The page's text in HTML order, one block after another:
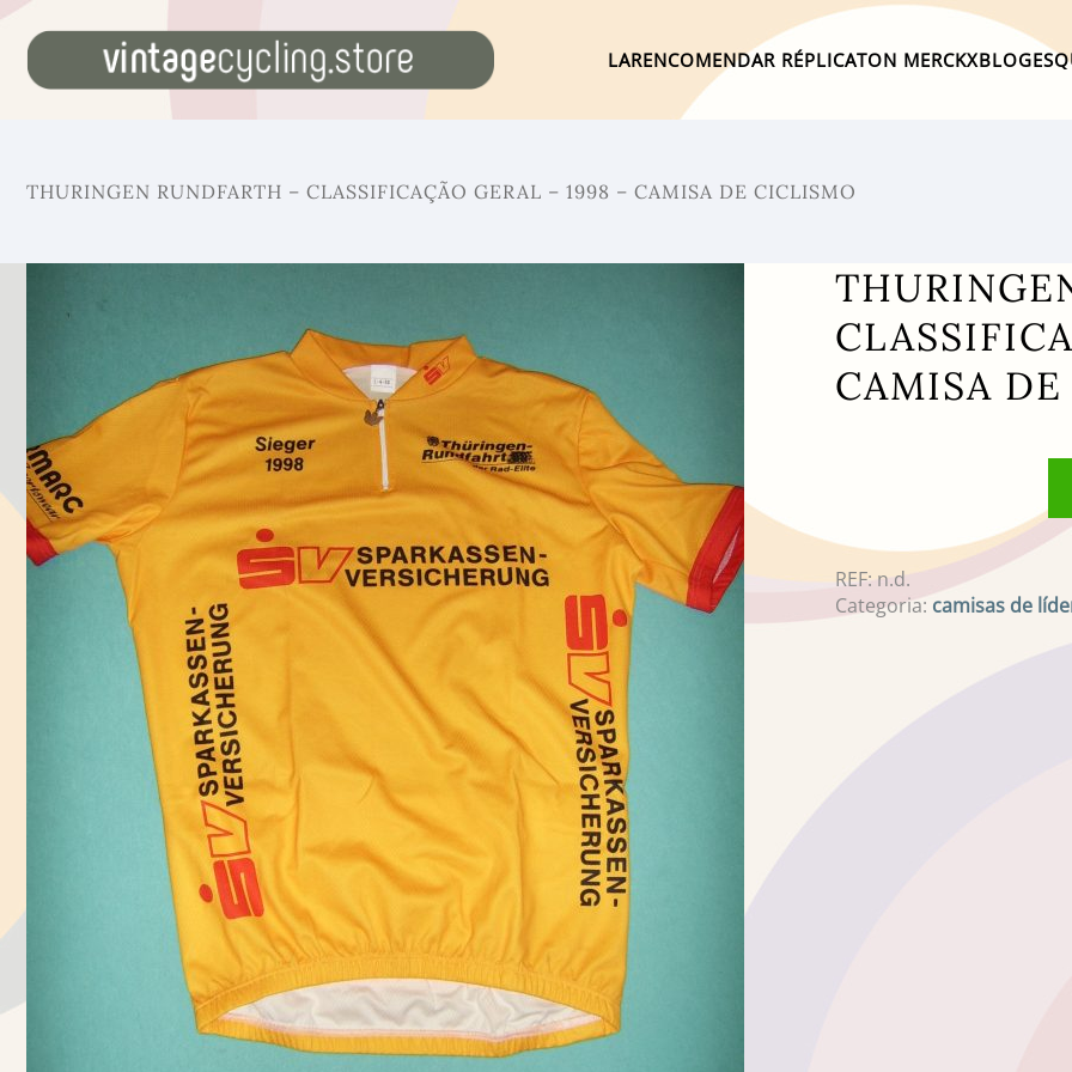
LARENCOMENDAR RÉPLICATON MERCKXBLOG
THURINGEN RUNDFARTH – CLASSIFICAÇÃO GERAL – 1998 – CAMISA DE CICLISMO
CAMISA
REF: n.d.
Categoria: camisas de